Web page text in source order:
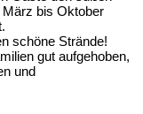
bis Oktober
schöne Strände!
gut aufgehoben,
und